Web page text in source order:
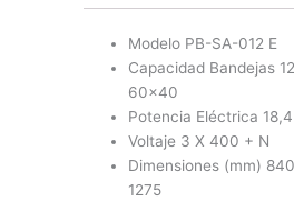
cantidadModelo PB-SA-012 E
Capacidad Bandejas
60×40
Potencia Eléctrica
Voltaje 3 X 400 + N
Dimensiones (mm)
1275